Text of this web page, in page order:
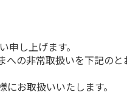
し上げます。
の非常取扱いを下記の
お取扱いいたします。